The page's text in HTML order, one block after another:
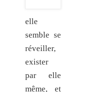
elle
semble se
réveiller,
exister
par elle
même, et